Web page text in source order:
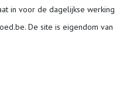
in voor de dagelijkse werking
De site is eigendom van